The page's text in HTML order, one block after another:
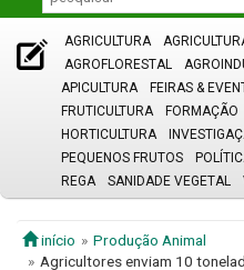
AGRICULTURA
AGROFLORESTAL
APICULTURA
FEIRAS &
FRUTICULTURA
FORMAÇÃO
HORTICULTURA
PEQUENOS FRUTOS
REGA
SANIDADE VEGETAL
início
Produção Animal
Agricultores enviam 10